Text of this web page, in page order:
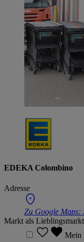
EDEKA Colombino
Adresse
Zu Google Maps:
Markt als
Mein